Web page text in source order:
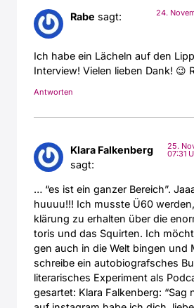
Rabe sagt: 24.
Ich habe ein Lächeln auf den
Inter­view! Vie­len lie­ben Dank! 😉
Antworten
Klara Falkenberg
sagt:
25.
07:31
… “es ist ein gan­zer Bereich”.
huuuu!!! Ich muss­te Ü60
klä­rung zu erhal­ten über die
to­ris und das Squir­ten. Ich
gen auch in die Welt bin­gen und
schrei­be ein auto­bio­graf­sches
lite­ra­ri­sches Expe­ri­ment als
ges­ar­tet: Kla­ra Fal­ken­berg: “Sag